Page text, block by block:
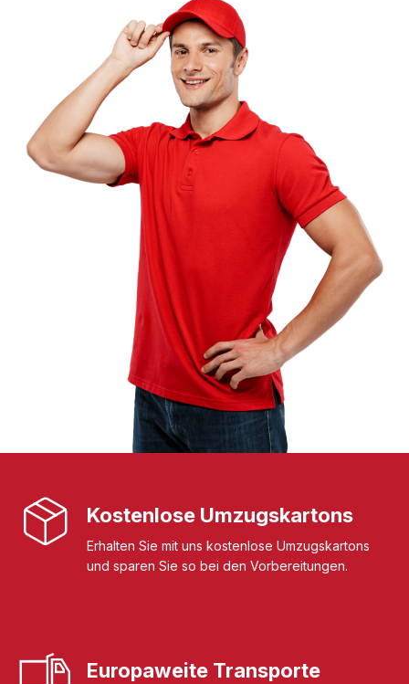
Kostenlose Umzugskartons
Erhalten Sie mit uns kostenlose Umzugskartons
und sparen Sie so bei den Vorbereitungen.
Europaweite Transporte